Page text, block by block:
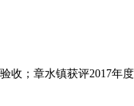
；章水镇获评2017年